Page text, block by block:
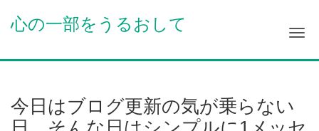
心の一部をうるおして
今日はブログ更新の気が乗らない